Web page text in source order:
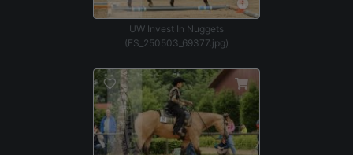
UW Invest In Nuggets
(FS_250503_69377.jpg)